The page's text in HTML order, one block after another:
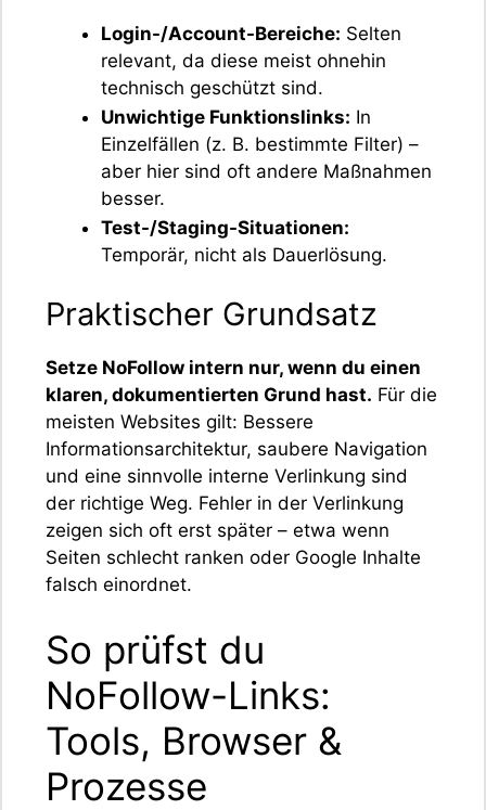
Login-/Account-Bereiche: Selten
relevant, da diese meist ohnehin
technisch geschützt sind.
Unwichtige Funktionslinks: In
Einzelfällen (z. B. bestimmte Filter) –
aber hier sind oft andere Maßnahmen
besser.
Test-/Staging-Situationen:
Temporär, nicht als Dauerlösung.
Praktischer Grundsatz
Setze NoFollow intern nur, wenn du einen
klaren, dokumentierten Grund hast. Für die
meisten Websites gilt: Bessere
Informationsarchitektur, saubere Navigation
und eine sinnvolle interne Verlinkung sind
der richtige Weg. Fehler in der Verlinkung
zeigen sich oft erst später – etwa wenn
Seiten schlecht ranken oder Google Inhalte
falsch einordnet.
So prüfst du
NoFollow-Links:
Tools, Browser &
Prozesse